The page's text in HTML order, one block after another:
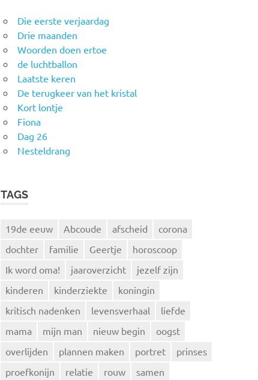
Die eerste verjaardag
Drie maanden
Woorden doen ertoe
de luchtballon
Laatste keren
De terugkeer van het kristal
Kort lontje
Fiona
Dag 26
Nesteldrang
TAGS
19de eeuw Abcoude afscheid
corona
dochter
familie Geertje
horoscoop
Ik word oma!
jaaroverzicht
jezelf zijn
kinderen
kinderziekte
koningin
kritisch nadenken
levensverhaal
liefde
mama
mijn man nieuw begin
oogst
overlijden
plannen maken portret
prinses
proefkonijn
relatie rouw
samen